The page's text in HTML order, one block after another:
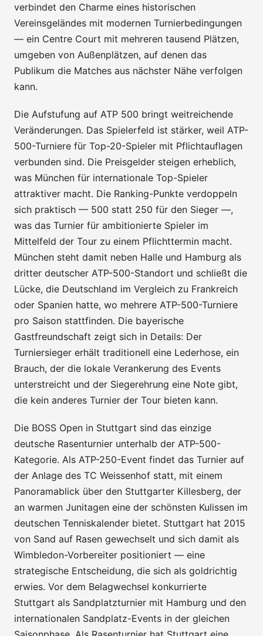
verbindet den Charme eines historischen
Vereinsgeländes mit modernen Turnierbedingungen
— ein Centre Court mit mehreren tausend Plätzen,
umgeben von Außenplätzen, auf denen das
Publikum die Matches aus nächster Nähe verfolgen
kann.
Die Aufstufung auf ATP 500 bringt weitreichende
Veränderungen. Das Spielerfeld ist stärker, weil ATP-
500-Turniere für Top-20-Spieler mit Pflichtauflagen
verbunden sind. Die Preisgelder steigen erheblich,
was München für internationale Top-Spieler
attraktiver macht. Die Ranking-Punkte verdoppeln
sich praktisch — 500 statt 250 für den Sieger —,
was das Turnier für ambitionierte Spieler im
Mittelfeld der Tour zu einem Pflichttermin macht.
München steht damit neben Halle und Hamburg als
dritter deutscher ATP-500-Standort und schließt die
Lücke, die Deutschland im Vergleich zu Frankreich
oder Spanien hatte, wo mehrere ATP-500-Turniere
pro Saison stattfinden. Die bayerische
Gastfreundschaft zeigt sich in Details: Der
Turniersieger erhält traditionell eine Lederhose, ein
Brauch, der die lokale Verankerung des Events
unterstreicht und der Siegerehrung eine Note gibt,
die kein anderes Turnier der Tour bieten kann.
Die BOSS Open in Stuttgart sind das einzige
deutsche Rasenturnier unterhalb der ATP-500-
Kategorie. Als ATP-250-Event findet das Turnier auf
der Anlage des TC Weissenhof statt, mit einem
Panoramablick über den Stuttgarter Killesberg, der
an warmen Junitagen eine der schönsten Kulissen im
deutschen Tenniskalender bietet. Stuttgart hat 2015
von Sand auf Rasen gewechselt und sich damit als
Wimbledon-Vorbereiter positioniert — eine
strategische Entscheidung, die sich als goldrichtig
erwies. Vor dem Belagwechsel konkurrierte
Stuttgart als Sandplatzturnier mit Hamburg und den
internationalen Sandplatz-Events in der gleichen